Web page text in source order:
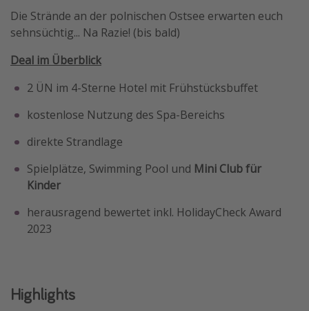
Die Strände an der polnischen Ostsee erwarten euch
sehnsüchtig... Na Razie! (bis bald)
Deal im Überblick
2 ÜN im 4-Sterne Hotel mit Frühstücksbuffet
kostenlose Nutzung des Spa-Bereichs
direkte Strandlage
Spielplätze, Swimming Pool und Mini Club für
Kinder
herausragend bewertet inkl. HolidayCheck Award
2023
Highlights